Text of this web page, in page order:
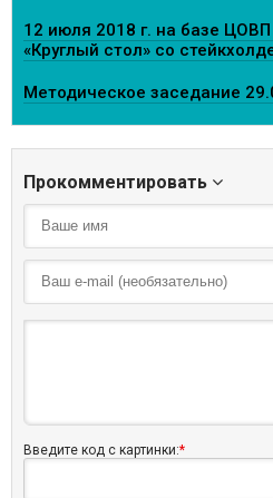
12 июля 2018 г. на базе
«Круглый стол» со
Методическое заседание
Прокомментировать
Введите код с картинки:*